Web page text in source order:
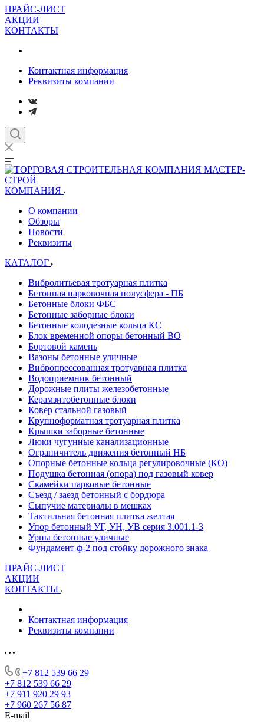
ПРАЙС-ЛИСТ
АКЦИИ
КОНТАКТЫ
Контактная информация
Реквизиты компании
КОМПАНИЯ
О компании
Обзоры
Новости
Реквизиты
КАТАЛОГ
Вибролитьевая тротуарная плитка
Бетонная парковочная полусфера - ПБ
Бетонные блоки ФБС
Бетонные заборные блоки
Бетонные колодезные кольца КС
Блок временной опоры бетонный ВО
Бортовой камень
Вазоны бетонные уличные
Вибропрессованная тротуарная плитка
Водоприемник бетонный
Дорожные плиты железобетонные
Керамзитобетонные блоки
Ковер стальной газовый
Крупноформатная тротуарная плитка
Крышки заборные бетонные
Люки чугунные канализационные
Ограничитель движения бетонный НБ
Опорные бетонные кольца регулировочные (КО)
Подушка бетонная (опора) под газовый ковер
Скамейки парковые бетонные
Съезд / заезд бетонный с бордюра
Сыпучие материалы в мешках
Тактильная бетонная плитка желтая
Упор бетонный УГ, УН, УВ серия 3.001.1-3
Урны бетонные уличные
Фундамент ф-2 под стойку дорожного знака
ПРАЙС-ЛИСТ
АКЦИИ
КОНТАКТЫ
Контактная информация
Реквизиты компании
+7 812 539 66 29
+7 812 539 66 29
+7 911 920 29 93
+7 960 267 56 87
E-mail